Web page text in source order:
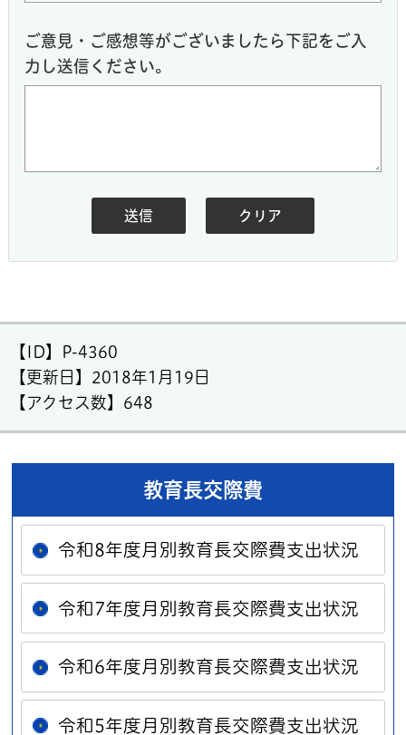
ご意見・ご感想等がございましたら下記をご入
力し送信ください。
【ID】
P-4360
【更新日】 2018年1月19日
【アクセス数】 648
教育長交際費
令和8年度月別教育長交際費支出状況
令和7年度月別教育長交際費支出状況
令和6年度月別教育長交際費支出状況
令和5年度月別教育長交際費支出状況